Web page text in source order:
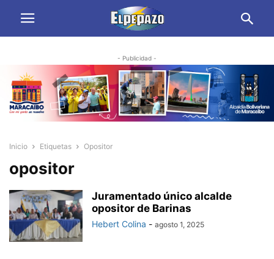
- Publicidad -
Inicio Etiquetas Opositor
opositor
Juramentado único alcalde
opositor de Barinas
Hebert Colina - agosto 1, 2025